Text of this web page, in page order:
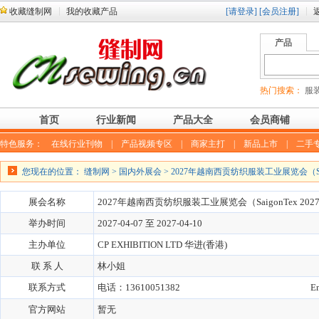
收藏缝制网 我的收藏产品 [请登录] [会员注册]
产品
热门搜索： 服
首页 行业新闻 产品大全 会员商铺
特色服务： 在线行业刊物 产品视频专区 商家主打 新品上市 二手
您现在的位置： 缝制网 > 国内外展会 > 2027年越南西贡纺织服装工业展览会（
展会名称
2027年越南西贡纺织服装工业展览会（SaigonTex
举办时间
2027-04-07 至 2027-04-10
主办单位
CP EXHIBITION LTD 华进(香港)
联 系 人
林小姐
联系方式
电话：13610051382
官方网站 暂无